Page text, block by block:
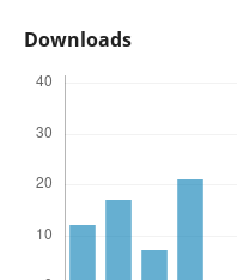
Downloads